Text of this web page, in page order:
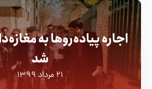
اجاره پیاده‌روها به
شد
۲۱ مرداد ۱۳۹۹